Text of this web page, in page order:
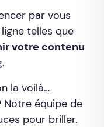
par vous
telles que
votre contenu
la voilà…
équipe de
pour briller.